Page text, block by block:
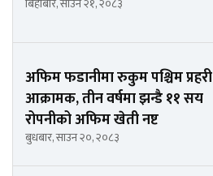
बिहीबार, साउन २१, २०८३
अफिम फडानीमा रुकुम पश्चिम प्रहरी
आक्रामक, तीन वर्षमा झन्डै ११ सय
रोपनीको अफिम खेती नष्ट
बुधबार, साउन २०, २०८३